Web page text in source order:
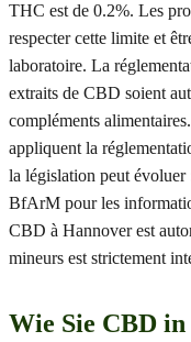
THC est de 0.2%. Les
respecter cette limite et
laboratoire. La
extraits de CBD soient
compléments
appliquent la
la législation peut évoluer
BfArM pour les
CBD à Hannover est
mineurs est strictement
Wie Sie CBD